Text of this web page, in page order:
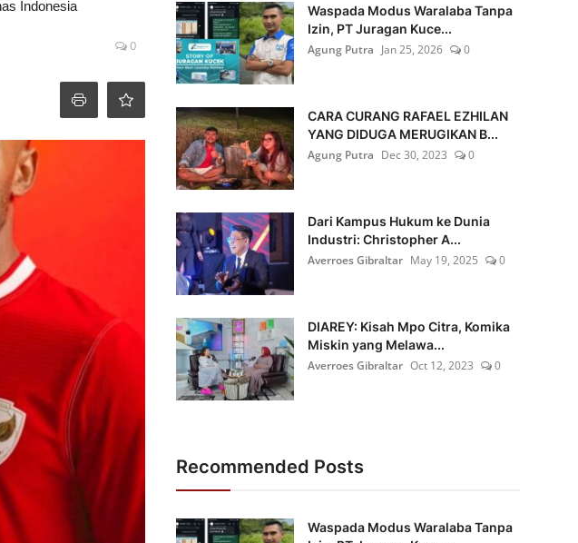
Indonesia
0
Waspada Modus Waralaba Tanpa
Izin, PT Juragan Kuce...
Agung Putra Jan 25, 2026 0
CARA CURANG RAFAEL EZHILAN
YANG DIDUGA MERUGIKAN B...
Agung Putra Dec 30, 2023 0
Dari Kampus Hukum ke Dunia
Industri: Christopher A...
Averroes Gibraltar May 19, 2025 0
DIAREY: Kisah Mpo Citra, Komika
Miskin yang Melawa...
Averroes Gibraltar Oct 12, 2023 0
Recommended Posts
Waspada Modus Waralaba Tanpa